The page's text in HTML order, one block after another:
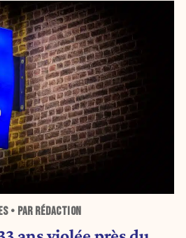
• PAR RÉDACTION